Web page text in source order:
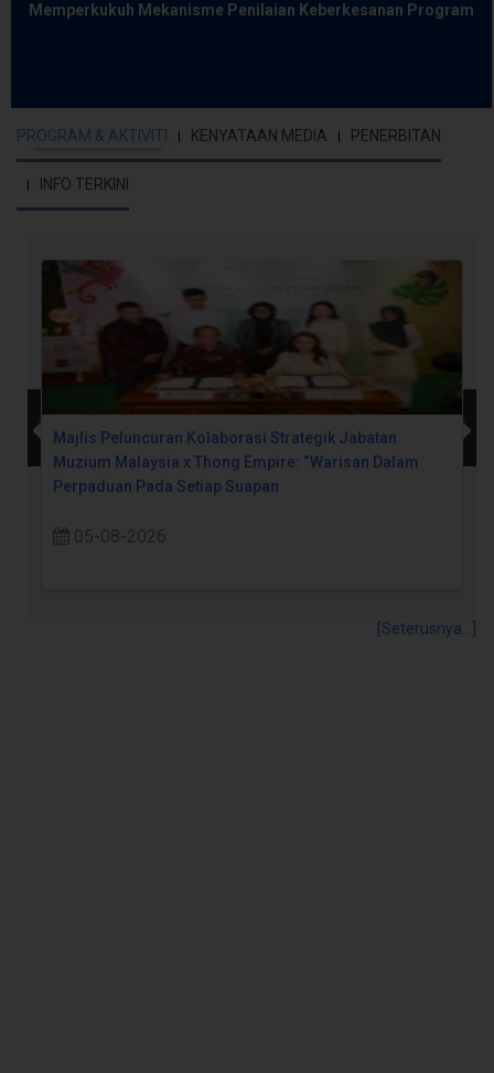
Memperkukuh Mekanisme Penilaian Keberkesanan Program
PROGRAM & AKTIVITI KENYATAAN MEDIA PENERBITAN
INFO TERKINI
Majlis Peluncuran Kolaborasi Strategik Jabatan
Muzium Malaysia x Thong Empire: “Warisan Dalam
Perpaduan Pada Setiap Suapan
05-08-2026
[Seterusnya...]